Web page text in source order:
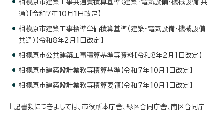
相模原市建築工事共通費積算基準（建築・電気設備・機械設備 共
通）【令和7年10月1日改定】
相模原市建築工事標準単価積算基準（建築・電気設備・機械設備
共通）【令和8年2月1日改定】
相模原市公共建築工事積算基準等資料【令和8年2月1日改定】
相模原市建築設計業務等積算基準【令和7年10月1日改定】
相模原市建築設計業務等積算要領【令和7年10月1日改定】
上記書類につきましては、市役所本庁舎、緑区合同庁舎、南区合同庁